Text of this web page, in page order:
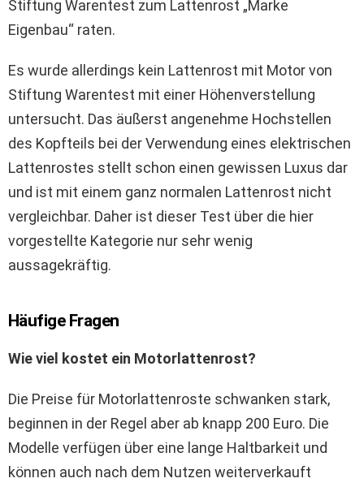
Stiftung Warentest zum Lattenrost „Marke
Eigenbau“ raten.
Es wurde allerdings kein Lattenrost mit Motor von
Stiftung Warentest mit einer Höhenverstellung
untersucht. Das äußerst angenehme Hochstellen
des Kopfteils bei der Verwendung eines elektrischen
Lattenrostes stellt schon einen gewissen Luxus dar
und ist mit einem ganz normalen Lattenrost nicht
vergleichbar. Daher ist dieser Test über die hier
vorgestellte Kategorie nur sehr wenig
aussagekräftig.
Häufige Fragen
Wie viel kostet ein Motorlattenrost?
Die Preise für Motorlattenroste schwanken stark,
beginnen in der Regel aber ab knapp 200 Euro. Die
Modelle verfügen über eine lange Haltbarkeit und
können auch nach dem Nutzen weiterverkauft